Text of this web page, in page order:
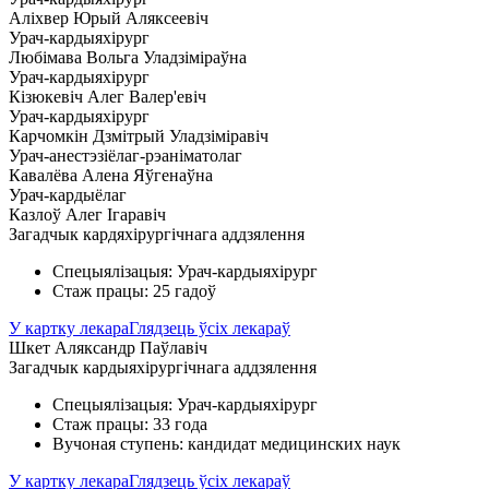
Аліхвер Юрый Аляксеевіч
Урач-кардыяхірург
Любімава Вольга Уладзіміраўна
Урач-кардыяхірург
Кізюкевіч Алег Валер'евіч
Урач-кардыяхірург
Карчомкін Дзмітрый Уладзіміравіч
Урач-анестэзіёлаг-рэаніматолаг
Кавалёва Алена Яўгенаўна
Урач-кардыёлаг
Казлоў Алег Ігаравіч
Загадчык кардяхiрургiчнага аддзялення
Спецыялізацыя: Урач-кардыяхірург
Стаж працы: 25 гадоў
У картку лекараГлядзець ўсіх лекараў
Шкет Аляксандр Паўлавіч
Загадчык кардыяхірургічнага аддзялення
Спецыялізацыя: Урач-кардыяхірург
Стаж працы: 33 года
Вучоная ступень: кандидат медицинских наук
У картку лекараГлядзець ўсіх лекараў